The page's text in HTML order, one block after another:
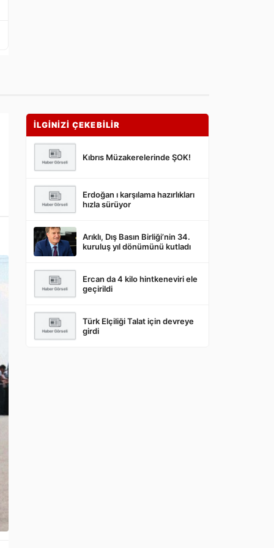
İLGİNİZİ ÇEKEBİLİR
Kıbrıs Müzakerelerinde ŞOK!
Erdoğan ı karşılama hazırlıkları
hızla sürüyor
Arıklı, Dış Basın Birliği’nin 34.
kuruluş yıl dönümünü kutladı
Ercan da 4 kilo hintkeneviri ele
geçirildi
Türk Elçiliği Talat için devreye
girdi